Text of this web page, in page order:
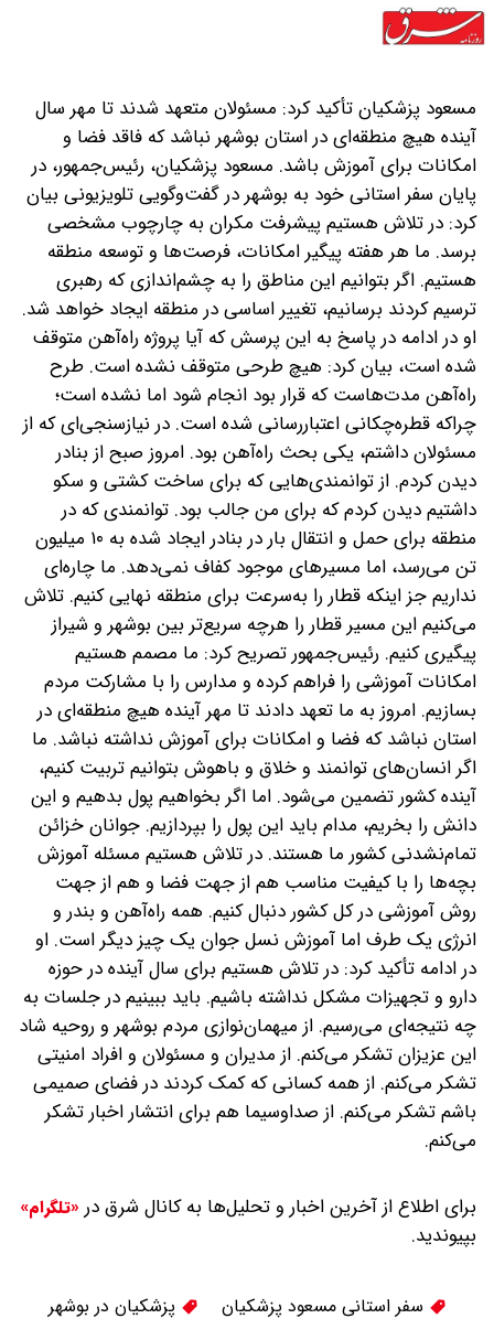
مسعود پزشکیان تأکید کرد: مسئولان متعهد شدند تا مهر سال
آینده هیچ منطقه‌ای در استان بوشهر نباشد که فاقد فضا و
امکانات برای آموزش باشد. مسعود پزشکیان، رئیس‌جمهور، در
پایان سفر استانی خود به بوشهر در گفت‌وگویی تلویزیونی بیان
کرد: در تلاش هستیم پیشرفت مکران به چارچوب مشخصی
برسد. ما هر هفته پیگیر امکانات، فرصت‌ها و توسعه منطقه
هستیم. اگر بتوانیم این مناطق را به چشم‌اندازی که رهبری
ترسیم کردند برسانیم، تغییر اساسی در منطقه ایجاد خواهد شد.
او در ادامه در پاسخ به این پرسش که آیا پروژه راه‌آهن متوقف
شده است، بیان کرد: هیچ طرحی متوقف نشده است. طرح
راه‌آهن مدت‌هاست که قرار بود انجام شود اما نشده است؛
چراکه قطره‌چکانی اعتباررسانی شده است. در نیازسنجی‌ای که از
مسئولان داشتم، یکی بحث راه‌آهن بود. امروز صبح از بنادر
دیدن کردم. از توانمندی‌هایی که برای ساخت کشتی و سکو
داشتیم دیدن کردم که برای من جالب بود. توانمندی که در
منطقه برای حمل و انتقال بار در بنادر ایجاد شده به ۱۰ میلیون
تن می‌رسد، اما مسیرهای موجود کفاف نمی‌دهد. ما چاره‌ای
نداریم جز اینکه قطار را به‌‌سرعت برای منطقه نهایی کنیم. تلاش
می‌کنیم این مسیر قطار را هر‌چه سریع‌تر بین بوشهر و شیراز
پیگیری کنیم. رئیس‌جمهور تصریح کرد: ما مصمم هستیم
امکانات آموزشی را فراهم کرده و مدارس را با مشارکت مردم
بسازیم. امروز به ما تعهد دادند تا مهر آینده هیچ منطقه‌ای در
استان نباشد که فضا و امکانات برای آموزش نداشته نباشد. ما
اگر انسان‌های توانمند و خلاق و باهوش بتوانیم تربیت کنیم،
آینده کشور تضمین می‌شود. اما اگر بخواهیم پول بدهیم و این
دانش را بخریم، مدام باید این پول را بپردازیم. جوانان خزائن
تمام‌نشدنی کشور ما هستند. در تلاش هستیم مسئله آموزش
بچه‌ها را با کیفیت مناسب هم از جهت فضا و هم از جهت
روش آموزشی در کل کشور دنبال کنیم. همه راه‌آهن و بندر و
انرژی یک طرف اما آموزش نسل جوان یک چیز دیگر است. او
در ادامه تأکید کرد: در تلاش هستیم برای سال آینده در حوزه
دارو و تجهیزات مشکل نداشته باشیم. باید ببینیم در جلسات به
چه نتیجه‌ای می‌رسیم. از میهمان‌نوازی مردم بوشهر و روحیه شاد
این عزیزان تشکر می‌کنم. از مدیران و مسئولان و افراد امنیتی
تشکر می‌کنم. از همه کسانی که کمک کردند در فضای صمیمی
باشم تشکر می‌کنم. از صدا‌و‌سیما هم برای انتشار اخبار تشکر
می‌کنم.
برای اطلاع از آخرین اخبار و تحلیل‌ها به کانال شرق در «تلگرام»
بپیوندید.
سفر استانی مسعود پزشکیان
پزشکیان در بوشهر